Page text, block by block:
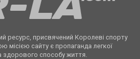
ресурс, присвячений Королеві спорту
місією сайту є пропаганда легкої
здорового способу життя.